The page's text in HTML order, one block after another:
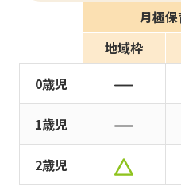
各種書類
お仕事をお探しの方
よくあるご質問
月極保
地域枠
0歳児
1歳児
2歳児